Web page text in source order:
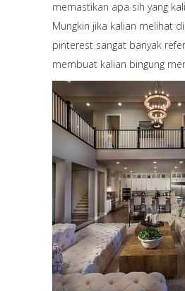
memastikan apa sih yang
Mungkin jika kalian melihat
pinterest sangat banyak
membuat kalian bingung